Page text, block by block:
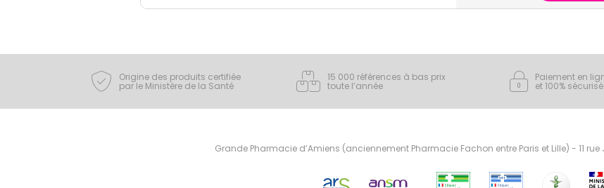
Origine des produits certifiée
par le Ministère de la Santé
15 000 références à bas prix
toute l’année
Paiement en
et 100% sécurisé
Grande Pharmacie d’Amiens (anciennement Pharmacie Fachon entre Paris et Lille) - 11